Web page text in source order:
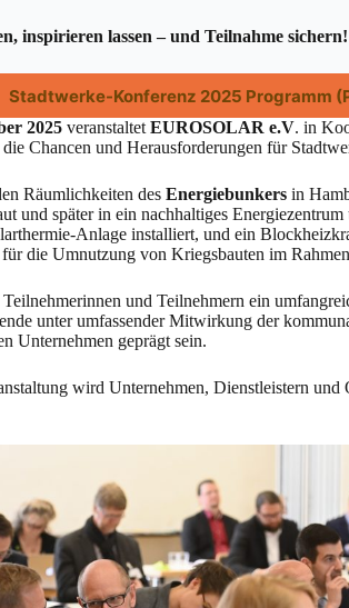
inspirieren lassen – und Teilnahme sichern!
Stadtwerke-Konferenz 2025 Programm
2025 veranstaltet EUROSOLAR e.V. in
die Chancen und Herausforderungen für
Räumlichkeiten des Energiebunkers in
und später in ein nachhaltiges
Anlage installiert, und ein
die Umnutzung von Kriegsbauten im
und Teilnehmern ein
unter umfassender Mitwirkung der
Unternehmen geprägt sein.
wird Unternehmen, Dienstleistern